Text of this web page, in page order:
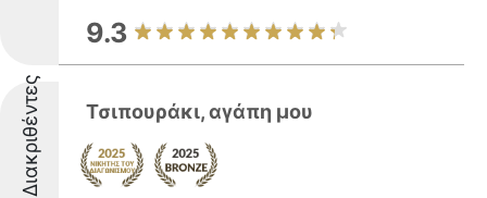
9.3
Διακριθέντες Τσιπουράκι, αγάπη μου